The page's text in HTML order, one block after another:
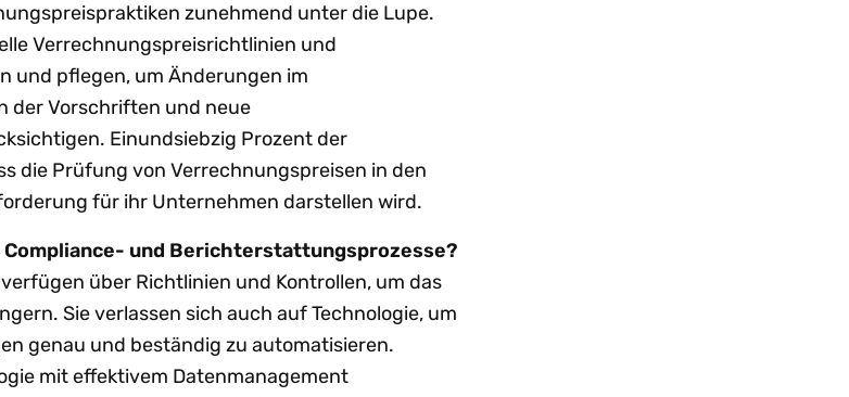
zunehmend unter die Lupe.
Verrechnungspreisrichtlinien und
und pflegen, um Änderungen im
der Vorschriften und neue
Einundsiebzig Prozent der
die Prüfung von Verrechnungspreisen in den
für ihr Unternehmen darstellen wird.
Compliance- und Berichterstattungsprozesse?
über Richtlinien und Kontrollen, um das
Sie verlassen sich auch auf Technologie, um
genau und beständig zu automatisieren.
mit effektivem Datenmanagement